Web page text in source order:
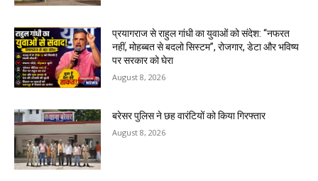
प्रयागराज से राहुल गांधी का युवाओं को संदेश: “नफरत
नहीं, मोहब्बत से बदलो सिस्टम”, रोजगार, डेटा और भविष्य
पर सरकार को घेरा
August 8, 2026
बरेसर पुलिस ने छह वारंटियों को किया गिरफ्तार
August 8, 2026